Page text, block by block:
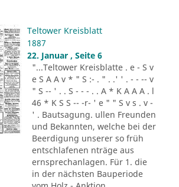
Teltower Kreisblatt
1887
22. Januar , Seite 6
"...Teltower Kreisblatte . e - S v
e S A A v * " S :- . " . .' ' . - - -- v
" S -- ' . . S - - - . . A * K A A A . l
46 * K S S -- -r- ' e " " S v s . v -
' . Bautsagung. ullen Freunden
und Bekannten, welche bei der
Beerdigung unserer so früh
entschlafenen nträge aus
ernsprechanlagen. Für 1. die
in der nächsten Bauperiode